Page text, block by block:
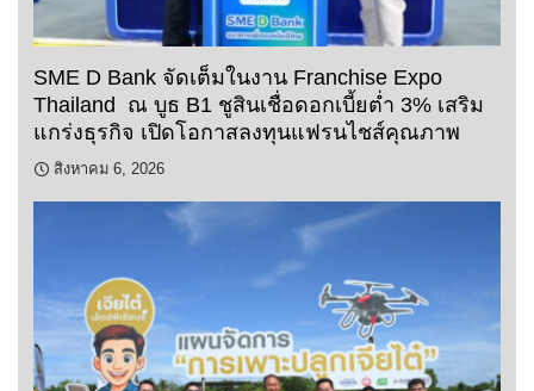
SME D Bank จัดเต็มในงาน Franchise Expo
Thailand ณ บูธ B1 ชูสินเชื่อดอกเบี้ยต่ำ 3% เสริม
แกร่งธุรกิจ เปิดโอกาสลงทุนแฟรนไชส์คุณภาพ
สิงหาคม 6, 2026